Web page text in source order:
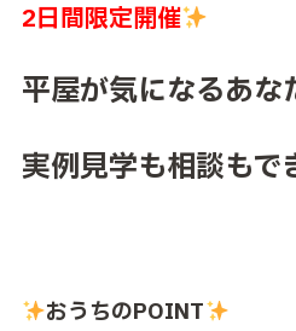
2日間限定開催
平屋が気になるあな
実例見学も相談もで
おうちのPOINT